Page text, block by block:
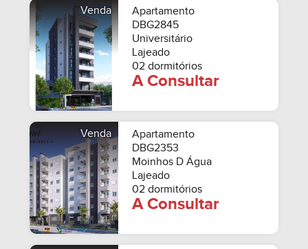
Venda
Apartamento
DBG2845
Universitário
Lajeado
02 dormitórios
A Consultar
Venda
Apartamento
DBG2353
Moinhos D Água
Lajeado
02 dormitórios
A Consultar